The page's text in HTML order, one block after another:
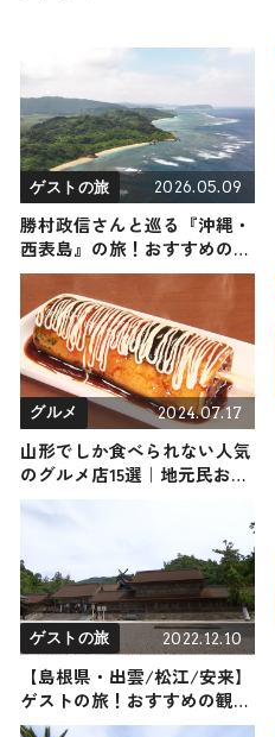
ゲストの旅 2026.05.09
勝村政信さんと巡る『沖縄・
西表島』の旅！おすすめの観
光・グルメをご紹介 2026年5
月9日放送
グルメ 2024.07.17
山形でしか食べられない人気
のグルメ店15選｜地元民おす
すめのご当地名物や知る人ぞ
知るお店など
ゲストの旅 2022.12.10
【島根県・出雲/松江/安来】
ゲストの旅！おすすめの観
光・グルメをご紹介